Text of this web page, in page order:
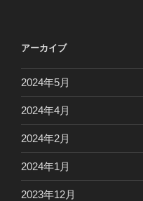
アーカイブ
2024年5月
2024年4月
2024年2月
2024年1月
2023年12月